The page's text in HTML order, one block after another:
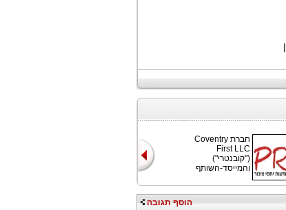
|
חברת Coventry
First LLC
("קובנטרי")
והמייסד-השותף
הוסף תגובה